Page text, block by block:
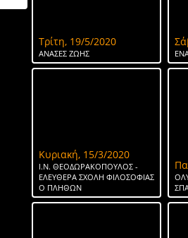
Τρίτη, 19/5/2020
ΑΝΑΣΕΣ ΖΩΗΣ
Κυριακή, 15/3/2020
Ι.Ν. ΘΕΟΔΩΡΑΚΟΠΟΥΛΟΣ -
ΕΛΕΥΘΕΡΑ ΣΧΟΛΗ ΦΙΛΟΣΟΦΙΑΣ
Ο ΠΛΗΘΩΝ